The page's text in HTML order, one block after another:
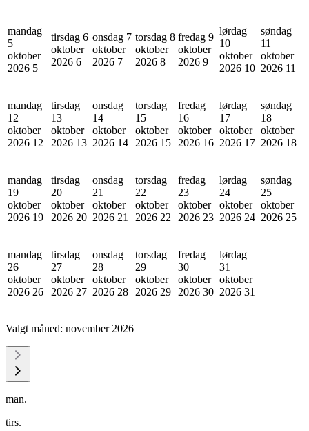
mandag
5
oktober
2026 5
tirsdag 6
oktober
2026 6
onsdag 7
oktober
2026 7
torsdag 8
oktober
2026 8
fredag 9
oktober
2026 9
lørdag
10
oktober
2026 10
søndag
11
oktober
2026 11
mandag
12
oktober
2026 12
tirsdag
13
oktober
2026 13
onsdag
14
oktober
2026 14
torsdag
15
oktober
2026 15
fredag
16
oktober
2026 16
lørdag
17
oktober
2026 17
søndag
18
oktober
2026 18
mandag
19
oktober
2026 19
tirsdag
20
oktober
2026 20
onsdag
21
oktober
2026 21
torsdag
22
oktober
2026 22
fredag
23
oktober
2026 23
lørdag
24
oktober
2026 24
søndag
25
oktober
2026 25
mandag
26
oktober
2026 26
tirsdag
27
oktober
2026 27
onsdag
28
oktober
2026 28
torsdag
29
oktober
2026 29
fredag
30
oktober
2026 30
lørdag
31
oktober
2026 31
Valgt måned: november 2026
man.
tirs.